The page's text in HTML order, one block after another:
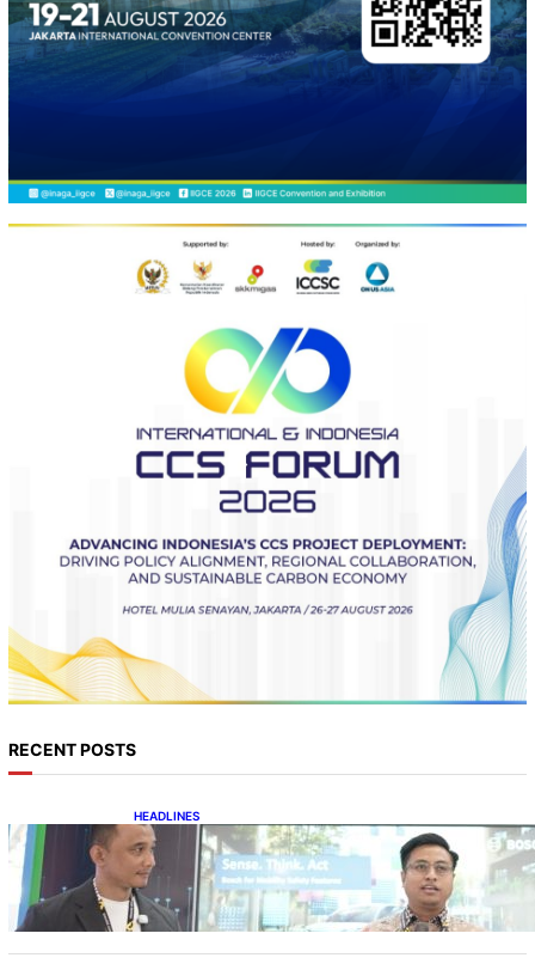
RECENT POSTS
HEADLINES
Teknologi Keselamatan, Penentu Baru
Persaingan Industri Otomotif